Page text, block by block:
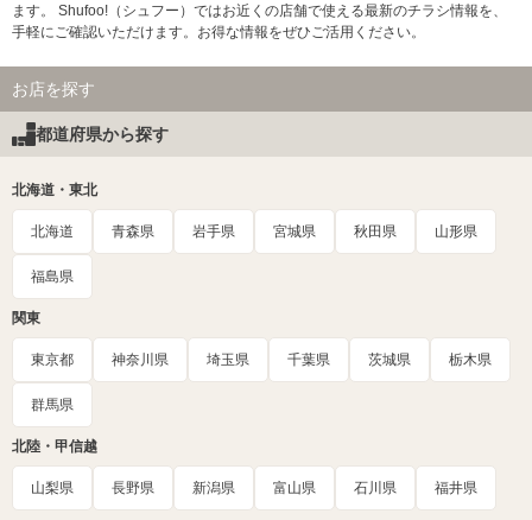
ます。 Shufoo!（シュフー）ではお近くの店舗で使える最新のチラシ情報を、
手軽にご確認いただけます。お得な情報をぜひご活用ください。
お店を探す
都道府県から探す
北海道・東北
北海道 青森県 岩手県 宮城県 秋田県 山形県
福島県
関東
東京都 神奈川県 埼玉県 千葉県 茨城県 栃木県
群馬県
北陸・甲信越
山梨県 長野県 新潟県 富山県 石川県 福井県